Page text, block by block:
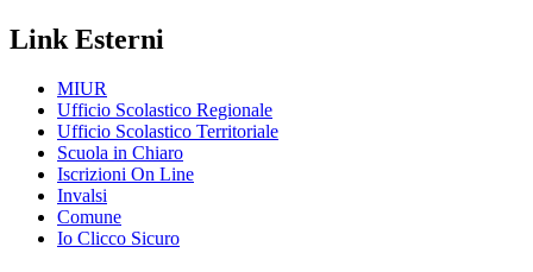
Link Esterni
MIUR
Ufficio Scolastico Regionale
Ufficio Scolastico Territoriale
Scuola in Chiaro
Iscrizioni On Line
Invalsi
Comune
Io Clicco Sicuro